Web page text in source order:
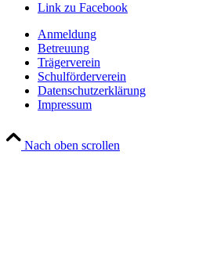
Link zu Facebook
Anmeldung
Betreuung
Trägerverein
Schulförderverein
Datenschutzerklärung
Impressum
Nach oben scrollen